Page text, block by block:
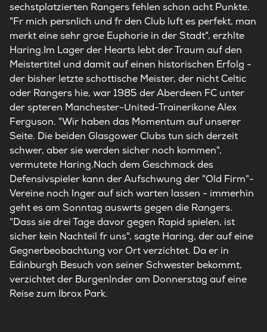
sechstplatzierten Rangers fehlen schon acht Punkte.
"Fr mich persnlich und fr den Club luft es perfekt, man
merkt eine sehr groe Euphorie in der Stadt", erzhlte
Haring.Im Lager der Hearts lebt der Traum auf den
Meistertitel und damit auf einen historischen Erfolg -
der bisher letzte schottische Meister, der nicht Celtic
oder Rangers hie, war 1985 der Aberdeen FC unter
der spteren Manchester-United-Trainerikone Alex
Ferguson. "Wir haben das Momentum auf unserer
Seite. Die beiden Glasgower Clubs tun sich derzeit
schwer, aber sie werden sicher noch kommen",
vermutete Haring.Nach dem Geschmack des
Defensivspieler kann der Aufschwung der "Old Firm"-
Vereine noch lnger auf sich warten lassen - immerhin
geht es am Sonntag auswrts gegen die Rangers.
"Dass sie drei Tage davor gegen Rapid spielen, ist
sicher kein Nachteil fr uns", sagte Haring, der auf eine
Gegnerbeobachtung vor Ort verzichtet. Da er in
Edinburgh Besuch von seiner Schwester bekommt,
verzichtet der Burgenlnder am Donnerstag auf eine
Reise zum Ibrox Park.